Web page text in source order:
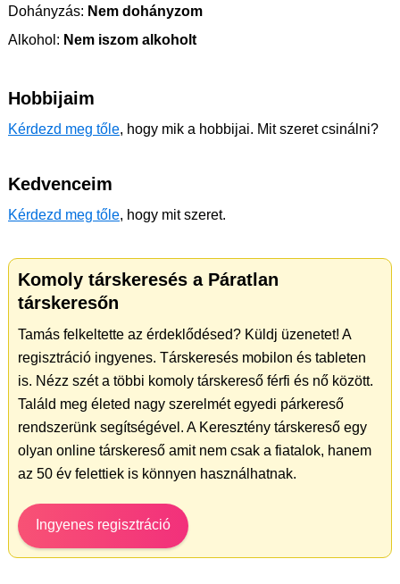
Dohányzás: Nem dohányzom
Alkohol: Nem iszom alkoholt
Hobbijaim
Kérdezd meg tőle, hogy mik a hobbijai. Mit szeret csinálni?
Kedvenceim
Kérdezd meg tőle, hogy mit szeret.
Komoly társkeresés a Páratlan
társkeresőn
Tamás felkeltette az érdeklődésed? Küldj üzenetet! A
regisztráció ingyenes. Társkeresés mobilon és tableten
is. Nézz szét a többi komoly társkereső férfi és nő között.
Találd meg életed nagy szerelmét egyedi párkereső
rendszerünk segítségével. A Keresztény társkereső egy
olyan online társkereső amit nem csak a fiatalok, hanem
az 50 év felettiek is könnyen használhatnak.
Ingyenes regisztráció